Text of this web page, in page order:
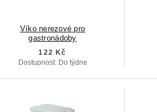
Víko nerezové pro
gastronádoby
122 Kč
Dostupnost: Do týdne